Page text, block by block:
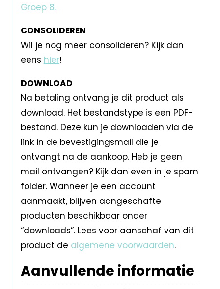
Groep 8.
CONSOLIDEREN
Wil je nog meer consolideren? Kijk dan
eens hier!
DOWNLOAD
Na betaling ontvang je dit product als
download. Het bestandstype is een PDF-
bestand. Deze kun je downloaden via de
link in de bevestigingsmail die je
ontvangt na de aankoop. Heb je geen
mail ontvangen? Kijk dan even in je spam
folder. Wanneer je een account
aanmaakt, blijven aangeschafte
producten beschikbaar onder
“downloads”. Lees voor aanschaf van dit
product de algemene voorwaarden.
Aanvullende informatie